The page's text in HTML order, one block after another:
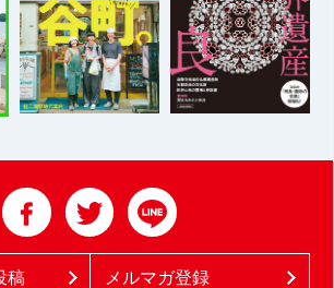
稿 メルマガ登録